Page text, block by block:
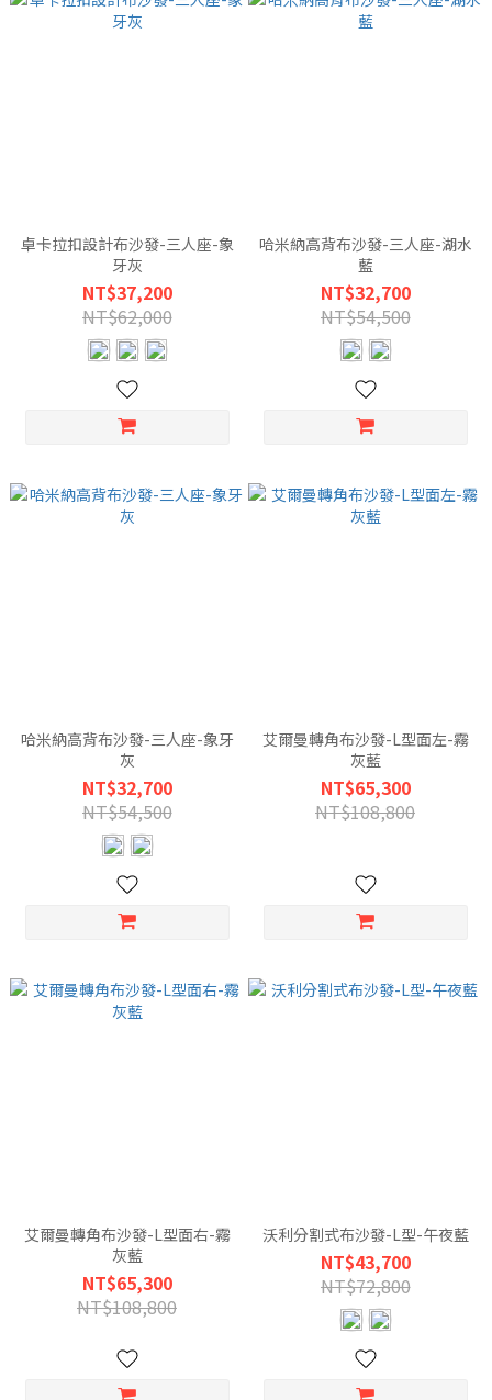
卓卡拉扣設計布沙發-三人座-象
牙灰
NT$37,200
NT$62,000
哈米納高背布沙發-三人座-湖水
藍
NT$32,700
NT$54,500
哈米納高背布沙發-三人座-象牙
灰
NT$32,700
NT$54,500
艾爾曼轉角布沙發-L型面左-霧
灰藍
NT$65,300
NT$108,800
艾爾曼轉角布沙發-L型面右-霧
灰藍
NT$65,300
NT$108,800
沃利分割式布沙發-L型-午夜藍
NT$43,700
NT$72,800